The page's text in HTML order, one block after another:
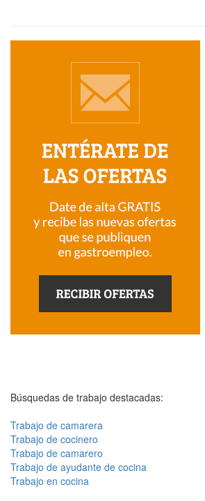
Búsquedas de trabajo destacadas:
Trabajo de camarera
Trabajo de cocinero
Trabajo de camarero
Trabajo de ayudante de cocina
Trabajo en cocina